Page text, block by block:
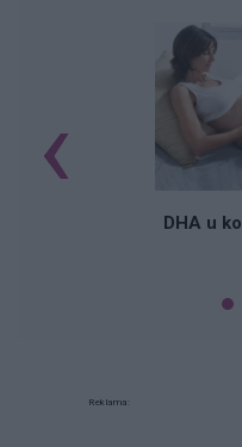
DHA u
‹
Reklama: